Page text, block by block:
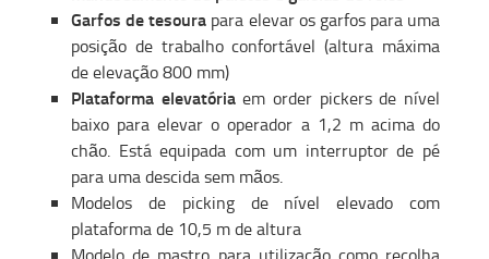
Garfos de tesoura para elevar os garfos para uma
posição de trabalho confortável (altura máxima
de elevação 800 mm)
Plataforma elevatóriaem order pickers de nível
baixo para elevar o operador a 1,2 m acima do
chão. Está equipada com um interruptor de pé
para uma descida sem mãos.
Modelos de picking de nível elevado com
plataforma de 10,5 m de altura